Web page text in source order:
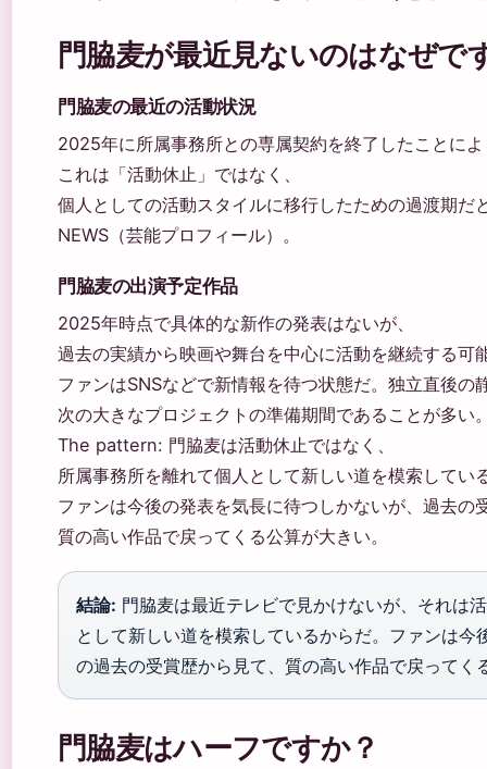
門脇麦が最近見ないのはなぜで
門脇麦の最近の活動状況
2025年に所属事務所との専属契約を終了したことに
これは「活動休止」ではなく、
個人としての活動スタイルに移行したための過渡期
NEWS（芸能プロフィール）。
門脇麦の出演予定作品
2025年時点で具体的な新作の発表はないが、
過去の実績から映画や舞台を中心に活動を継続する可
ファンはSNSなどで新情報を待つ状態だ。独立直後の
次の大きなプロジェクトの準備期間であることが多い
The pattern: 門脇麦は活動休止ではなく、
所属事務所を離れて個人として新しい道を模索してい
ファンは今後の発表を気長に待つしかないが、過去の
質の高い作品で戻ってくる公算が大きい。
結論: 門脇麦は最近テレビで見かけないが、それは
として新しい道を模索しているからだ。ファンは
の過去の受賞歴から見て、質の高い作品で戻ってく
門脇麦はハーフですか？